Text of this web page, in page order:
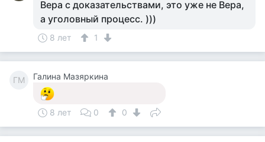
Вера с доказательствами, это уже не Вера,
а уголовный процесс. )))
8 лет 1
ГМ Галина Мазяркина
8 лет 0 0